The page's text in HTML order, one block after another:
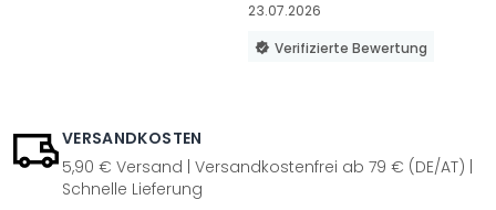
23.07.2026
Verifizierte Bewertung
VERSANDKOSTEN
5,90 € Versand | Versandkostenfrei ab 79 € (DE/AT) |
Schnelle Lieferung